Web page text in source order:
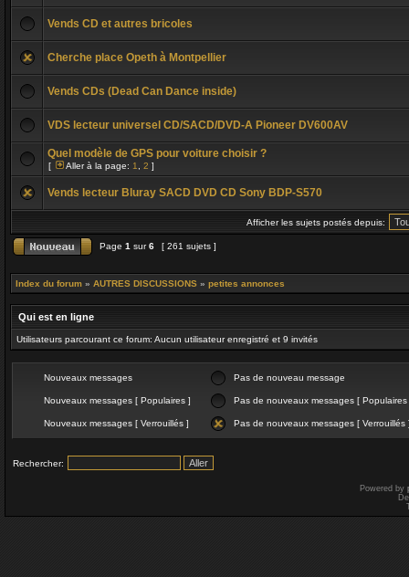
Vends CD et autres bricoles
Cherche place Opeth à Montpellier
Vends CDs (Dead Can Dance inside)
VDS lecteur universel CD/SACD/DVD-A Pioneer DV600AV
Quel modèle de GPS pour voiture choisir ?
[ Aller à la page: 1 2 ]
Vends lecteur Bluray SACD DVD CD Sony BDP-S570
Afficher les sujets postés depuis:
Page 1 sur6 [ 261 sujets ]
Index du forum » AUTRES DISCUSSIONS » petites annonces
Qui est en ligne
Utilisateurs parcourant ce forum: Aucun utilisateur enregistré et 9 invités
Nouveaux messages Pas de nouveau message
Nouveaux messages [ Populaires ] Pas de nouveaux messages [ Populaires
Nouveaux messages [ Verrouillés ] Pas de nouveaux messages [ Verrouillés
Rechercher:
Powered by